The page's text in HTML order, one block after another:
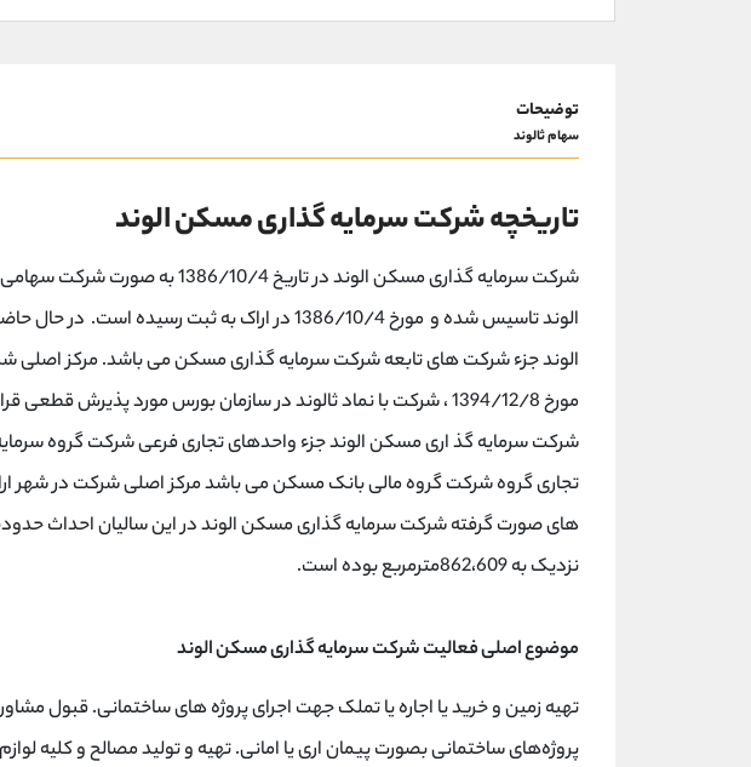
توضیحات
سهام ثالوند
تاریخچه شرکت سرمایه گذاری مسکن الوند
شرکت سرمایه گذاری مسکن الوند در
الوند تاسیس شده و مورخ 1386/10/4 در اراک به ثبت
الوند جزء شرکت های تابعه شرکت سرمایه گذاری مسکن می باشد. مرکز اصلی
مورخ 1394/12/8 ، شرکت با نماد ثالوند در سازمان بورس مورد پذیرش
شرکت سرمایه گذ اری مسکن الوند جزء واحدهای تجاری فرعی شرکت گروه
تجاری گروه شرکت گروه مالی بانک مسکن می باشد مرکز اصلی شرکت در شهر
نزدیک به 862،609مترمربع بوده است.
موضوع اصلی فعالیت شرکت سرمایه گذاری مسکن الوند
تهیه زمین و خرید یا اجاره یا تملک جهت اجرای پروژه های ساختمانی. قبول
پروژه‌های ساختمانی بصورت پیمان اری یا امانی. تهیه و تولید مصالح و کلیه